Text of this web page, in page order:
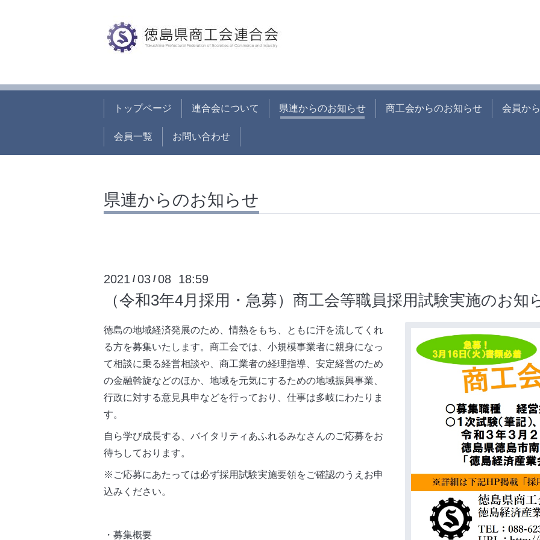
トップページ 連合会について 県連からのお知らせ 商工会からのお知らせ 会員か
会員一覧 お問い合わせ
県連からのお知らせ
2021 /03 /08 18:59
（令和3年4月採用・急募）商工会等職員採用試験実施のお知
徳島の地域経済発展のため、情熱をもち、ともに汗を流してくれ
る方を募集いたします。商工会では、小規模事業者に親身になっ
て相談に乗る経営相談や、商工業者の経理指導、安定経営のため
の金融斡旋などのほか、地域を元気にするための地域振興事業、
行政に対する意見具申などを行っており、仕事は多岐にわたりま
す。
自ら学び成長する、バイタリティあふれるみなさんのご応募をお
待ちしております。
※ご応募にあたっては必ず採用試験実施要領をご確認のうえお申
込みください。
・募集概要